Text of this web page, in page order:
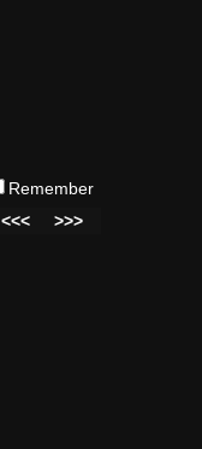
Remember
<<< >>>